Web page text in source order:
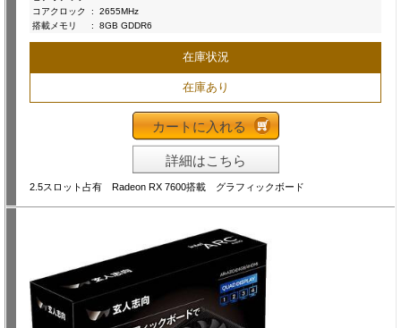
コアクロック
:
2655MHz
搭載メモリ
: 8GB GDDR6
在庫状況
在庫あり
カートに入れる
詳細はこちら
2.5スロット占有 Radeon RX 7600搭載 グラフィックボード